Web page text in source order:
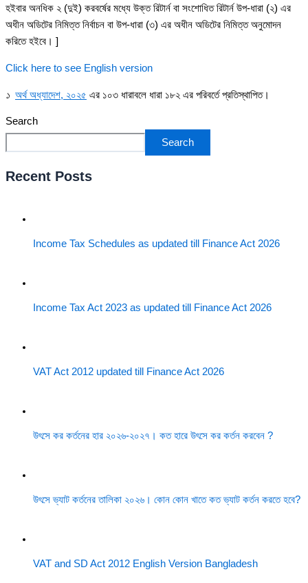
হইবার অনধিক ২ (দুই) করবর্ষের মধ্যে উক্ত রিটার্ন বা সংশোধিত রিটার্ন উপ-ধারা (২) এর
অধীন অডিটের নিমিত্ত নির্বাচন বা উপ-ধারা (৩) এর অধীন অডিটের নিমিত্ত অনুমোদন
করিতে হইবে। ]
Click here to see English version
১ অর্থ অধ্যাদেশ, ২০২৫ এর ১০৩ ধারাবলে ধারা ১৮২ এর পরিবর্তে প্রতিস্থাপিত।
Search
Search
Recent Posts
Income Tax Schedules as updated till Finance Act 2026
Income Tax Act 2023 as updated till Finance Act 2026
VAT Act 2012 updated till Finance Act 2026
উৎসে কর কর্তনের হার ২০২৬-২০২৭। কত হারে উৎসে কর কর্তন করবেন ?
উৎসে ভ্যাট কর্তনের তালিকা ২০২৬। কোন কোন খাতে কত ভ্যাট কর্তন করতে হবে?
VAT and SD Act 2012 English Version Bangladesh